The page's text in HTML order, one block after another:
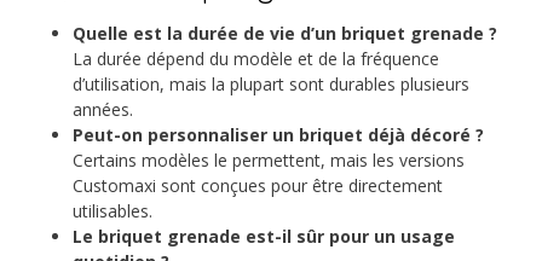
Quelle est la durée de vie d’un briquet grenade ?
La durée dépend du modèle et de la fréquence
d’utilisation, mais la plupart sont durables plusieurs
années.
Peut-on personnaliser un briquet déjà décoré ?
Certains modèles le permettent, mais les versions
Customaxi sont conçues pour être directement
utilisables.
Le briquet grenade est-il sûr pour un usage